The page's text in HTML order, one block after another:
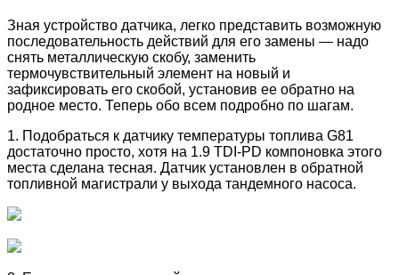
Зная устройство датчика, легко представить возможную
последовательность действий для его замены — надо
снять металлическую скобу, заменить
термочувствительный элемент на новый и
зафиксировать его скобой, установив ее обратно на
родное место. Теперь обо всем подробно по шагам.
1. Подобраться к датчику температуры топлива G81
достаточно просто, хотя на 1.9 TDI-PD компоновка этого
места сделана тесная. Датчик установлен в обратной
топливной магистрали у выхода тандемного насоса.